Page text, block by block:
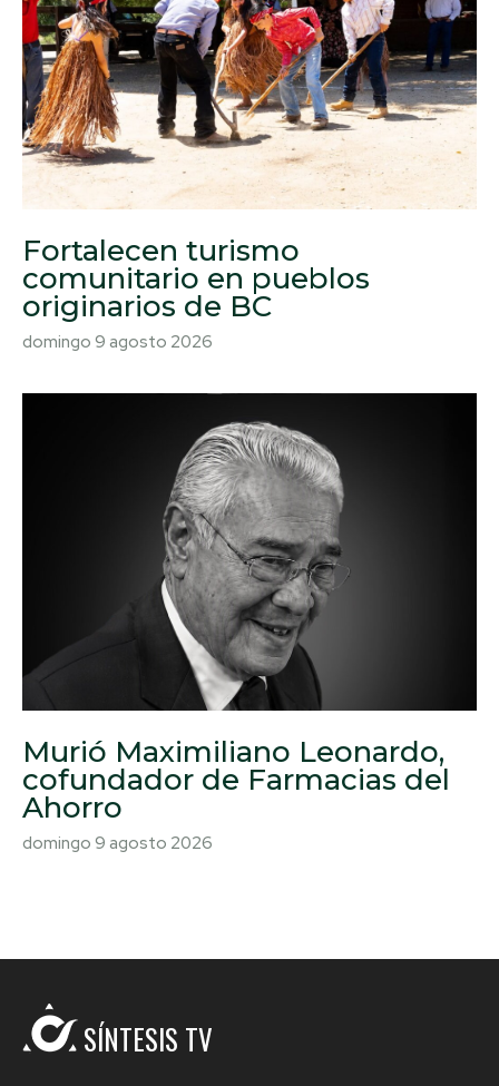
Fortalecen turismo
comunitario en pueblos
originarios de BC
domingo 9 agosto 2026
Murió Maximiliano Leonardo,
cofundador de Farmacias del
Ahorro
domingo 9 agosto 2026
SÍNTESIS TV